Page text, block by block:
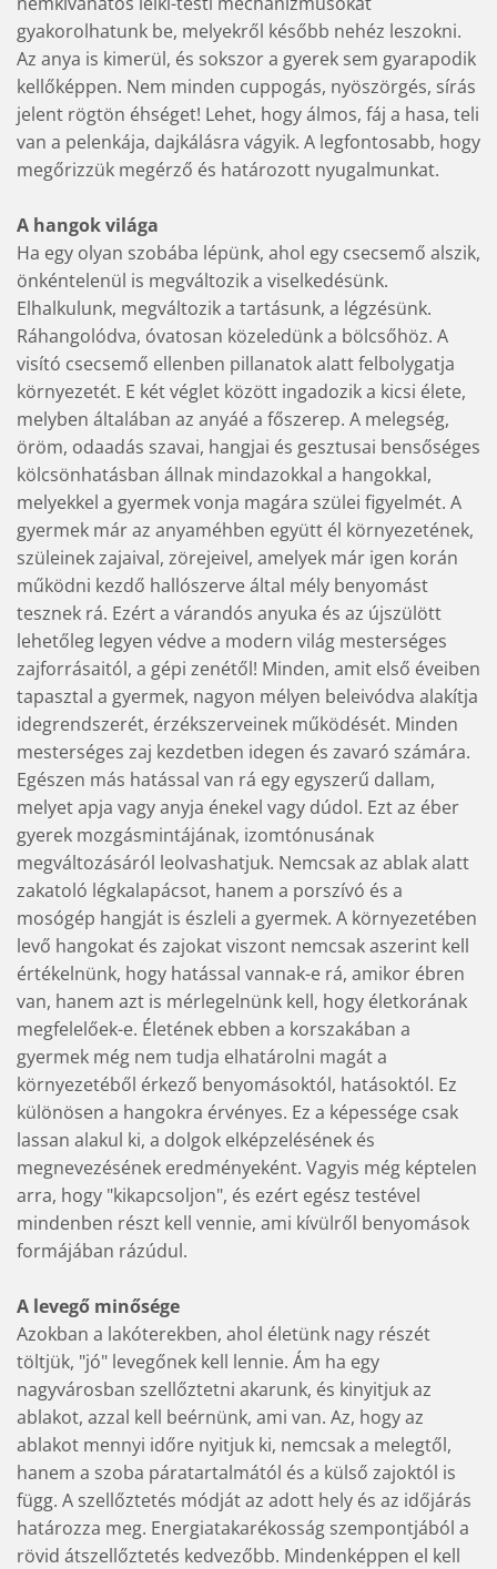
gyakorolhatunk be, melyekről később nehéz leszokni.
Az anya is kimerül, és sokszor a gyerek sem gyarapodik
kellőképpen. Nem minden cuppogás, nyöszörgés, sírás
jelent rögtön éhséget! Lehet, hogy álmos, fáj a hasa, teli
van a pelenkája, dajkálásra vágyik. A legfontosabb, hogy
megőrizzük megérző és határozott nyugalmunkat.
A hangok világa
Ha egy olyan szobába lépünk, ahol egy csecsemő alszik,
önkéntelenül is megváltozik a viselkedésünk.
Elhalkulunk, megváltozik a tartásunk, a légzésünk.
Ráhangolódva, óvatosan közeledünk a bölcsőhöz. A
visító csecsemő ellenben pillanatok alatt felbolygatja
környezetét. E két véglet között ingadozik a kicsi élete,
melyben általában az anyáé a főszerep. A melegség,
öröm, odaadás szavai, hangjai és gesztusai bensőséges
kölcsönhatásban állnak mindazokkal a hangokkal,
melyekkel a gyermek vonja magára szülei figyelmét. A
gyermek már az anyaméhben együtt él környezetének,
szüleinek zajaival, zörejeivel, amelyek már igen korán
működni kezdő hallószerve által mély benyomást
tesznek rá. Ezért a várandós anyuka és az újszülött
lehetőleg legyen védve a modern világ mesterséges
zajforrásaitól, a gépi zenétől! Minden, amit első éveiben
tapasztal a gyermek, nagyon mélyen beleivódva alakítja
idegrendszerét, érzékszerveinek működését. Minden
mesterséges zaj kezdetben idegen és zavaró számára.
Egészen más hatással van rá egy egyszerű dallam,
melyet apja vagy anyja énekel vagy dúdol. Ezt az éber
gyerek mozgásmintájának, izomtónusának
megváltozásáról leolvashatjuk. Nemcsak az ablak alatt
zakatoló légkalapácsot, hanem a porszívó és a
mosógép hangját is észleli a gyermek. A környezetében
levő hangokat és zajokat viszont nemcsak aszerint kell
értékelnünk, hogy hatással vannak-e rá, amikor ébren
van, hanem azt is mérlegelnünk kell, hogy életkorának
megfelelőek-e. Életének ebben a korszakában a
gyermek még nem tudja elhatárolni magát a
környezetéből érkező benyomásoktól, hatásoktól. Ez
különösen a hangokra érvényes. Ez a képessége csak
lassan alakul ki, a dolgok elképzelésének és
megnevezésének eredményeként. Vagyis még képtelen
arra, hogy "kikapcsoljon", és ezért egész testével
mindenben részt kell vennie, ami kívülről benyomások
formájában rázúdul.
A levegő minősége
Azokban a lakóterekben, ahol életünk nagy részét
töltjük, "jó" levegőnek kell lennie. Ám ha egy
nagyvárosban szellőztetni akarunk, és kinyitjuk az
ablakot, azzal kell beérnünk, ami van. Az, hogy az
ablakot mennyi időre nyitjuk ki, nemcsak a melegtől,
hanem a szoba páratartalmától és a külső zajoktól is
függ. A szellőztetés módját az adott hely és az időjárás
határozza meg. Energiatakarékosság szempontjából a
rövid átszellőztetés kedvezőbb. Mindenképpen el kell